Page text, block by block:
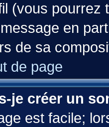
(vous pourrez
en
de sa
de page
je créer un
est facile;